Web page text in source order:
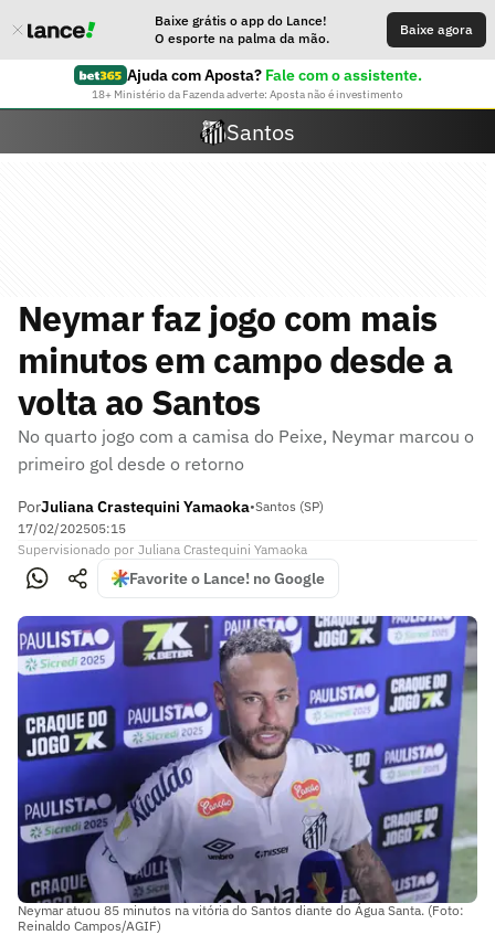
Baixe grátis o app do Lance!
O esporte na palma da mão.
Baixe agora
Ajuda com Aposta? Fale com o assistente.
18+ Ministério da Fazenda adverte: Aposta não é investimento
Santos
Neymar faz jogo com mais
minutos em campo desde a
volta ao Santos
No quarto jogo com a camisa do Peixe, Neymar marcou o
primeiro gol desde o retorno
PorJuliana Crastequini Yamaoka•Santos (SP)
17/02/202505:15
Supervisionado por Juliana Crastequini Yamaoka
Favorite o Lance! no Google
Neymar atuou 85 minutos na vitória do Santos diante do Água Santa. (Foto:
Reinaldo Campos/AGIF)